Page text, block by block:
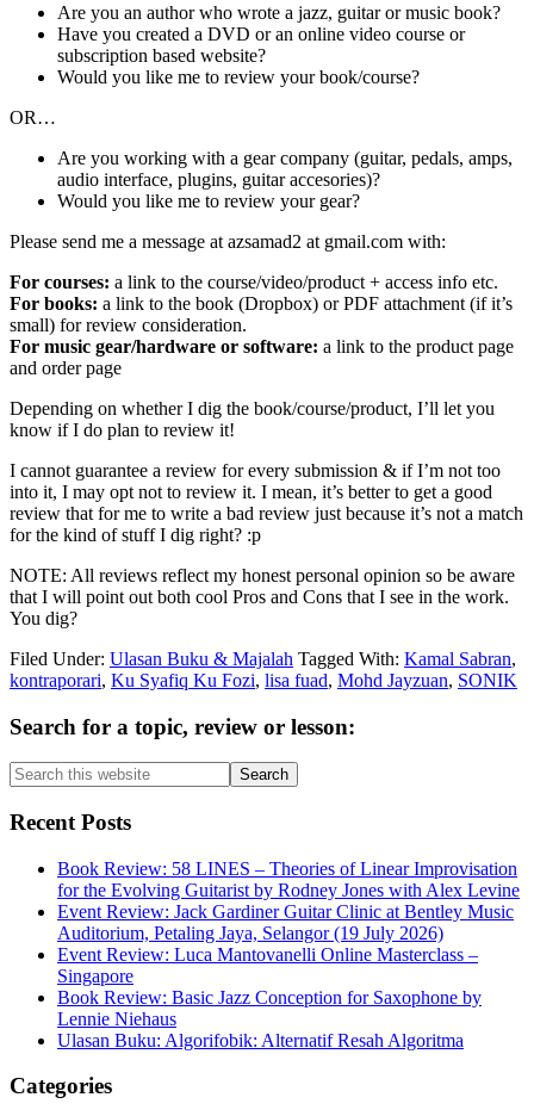
Are you an author who wrote a jazz, guitar or music book?
Have you created a DVD or an online video course or
subscription based website?
Would you like me to review your book/course?
OR…
Are you working with a gear company (guitar, pedals, amps,
audio interface, plugins, guitar accesories)?
Would you like me to review your gear?
Please send me a message at azsamad2 at gmail.com with:
For courses: a link to the course/video/product + access info etc.
For books: a link to the book (Dropbox) or PDF attachment (if it’s
small) for review consideration.
For music gear/hardware or software: a link to the product page
and order page
Depending on whether I dig the book/course/product, I’ll let you
know if I do plan to review it!
I cannot guarantee a review for every submission & if I’m not too
into it, I may opt not to review it. I mean, it’s better to get a good
review that for me to write a bad review just because it’s not a match
for the kind of stuff I dig right? :p
NOTE: All reviews reflect my honest personal opinion so be aware
that I will point out both cool Pros and Cons that I see in the work.
You dig?
Filed Under: Ulasan Buku & Majalah Tagged With: Kamal Sabran,
kontraporari, Ku Syafiq Ku Fozi, lisa fuad, Mohd Jayzuan, SONIK
Primary
Sidebar
Search for a topic, review or lesson:
Search
this
website
Recent Posts
Book Review: 58 LINES – Theories of Linear Improvisation
for the Evolving Guitarist by Rodney Jones with Alex Levine
Event Review: Jack Gardiner Guitar Clinic at Bentley Music
Auditorium, Petaling Jaya, Selangor (19 July 2026)
Event Review: Luca Mantovanelli Online Masterclass –
Singapore
Book Review: Basic Jazz Conception for Saxophone by
Lennie Niehaus
Ulasan Buku: Algorifobik: Alternatif Resah Algoritma
Categories